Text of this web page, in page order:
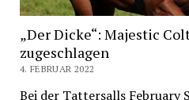
„Der Dicke“: Majestic
zugeschlagen
4. FEBRUAR 2022
Bei der Tattersalls February